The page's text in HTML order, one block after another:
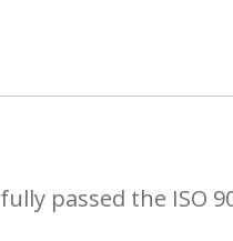
passed the ISO